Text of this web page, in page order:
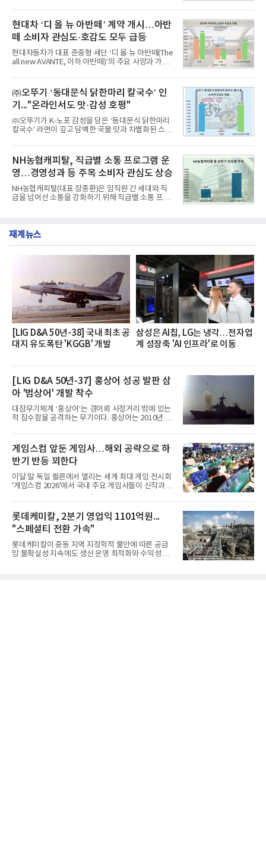
디교육, 대교, 디지
이 순으로 뒤를 이었다.7일 한국기업평판연구소(소장
구창환)는 산업통상자원부 공공기관 41개 브랜드를
대상으로 지난 7월 7일부터 8월 7일까지 수집된 소비
자 빅데이터 91,102,549건을 분석한 결과, 한국전력
공사가 브랜드평판지수 10,670,633을 기록하며 8월
1위에 올랐다고 밝혔다. 분석에 활용된 빅데이터는 지
난 7월(88,893,823건) 대비 2.48% 증가한 수치다.연
수력원자력, 한국석
현대차 ‘디 올 뉴 아반떼’ 계약 개시…아반
떼 소비자 관심도·호감도 모두 급등
현대자동차가 대표 준중형 세단 ‘디 올 뉴 아반떼(The
all new AVANTE, 이하 아반떼)’의 주요 사양과 가격
떼는 6년 만에 선보이는 8세대 완전변경 모델로, ▲정
교한 선과 면을 중심으로 완성한 파격적인 디자인 ▲
과거 중형 세단 수준으로 확대된 차체 제원 ▲글로벌
최고 수준의 안전성 ▲성능과 효율을 동시에 높인 주
행 완성도 ▲첨단 편의 및 디지털 사양 적용 등을 통해
글로벌 준중형 세단의 새로운 기준을 세웠다.아반떼
는 가솔린 2.0과 1.6 하이브리드 두 가지 파워트레인
넘
㈜오뚜기 ‘동대문식 닭한마리 칼국수’ 인
기..."온라인서도 맛·감성 호평"
㈜오뚜기가 K-노포 감성을 담은 ‘동대문식 닭한마리
칼국수’ 라면이 깊고 담백한 국물 맛과 차별화된 스토
혔다.‘동대문식 닭한마리 칼국수’는 예상을 뛰어넘는
소비자 호응에 힘입어 지난 7월 13일 첫 선을 보인 지
단 18일 만에 누적 판매량 50만 개를 돌파하는 성과를
거두었다.이번 신제품은 개발진이 전국의 닭한마리
전문점을 직접 찾아 다니며 최적의 육수 비율을 완성
했다. 자극적이지 않으면서도 깊은 닭육수에 마늘의
개운한 풍미를 더했으며, 국물이 잘 배어들면서도 쫄
서도
NH농협캐피탈, 직급별 소통 프로그램 운
영…경영성과 등 주목 소비자 관심도 상승
NH농협캐피탈(대표 장종환)은 임직원 간 세대와 직
급을 넘어선 소통을 강화하기 위해 직급별 소통 프로
영지원부 홍보팀과 2026년 새로이(e)＊가 공동 주관
쳐 진행됐다.참고로 새로이(e)는 NH농협캐피탈 MZ
세대들로(과장~계장) 구성된 자율 참여조직으로, 조
직문화 혁신과 업무 효율성 향상을 위한 다양한 활동
을 추진하며,새로운 변화와 이로운 영향력을 조직전
반에 전파하는 역할
재계뉴스
[LIG D&A 50년-38] 국내 최초 공
대지 유도폭탄 'KGGB' 개발
삼성은 AI칩, LG는 냉각…전자업
계 성장축 'AI 인프라'로 이동
[LIG D&A 50년-37] 홍상어 성공 발판 삼
아 '범상어' 개발 착수
대잠무기체계 ‘홍상어’는 경어뢰 사정거리 밖에 있는
적 잠수함을 공격하는 무기이다. 홍상어는 2010년 넥
이뤄졌다. 이후 2012년 한국형 구축함(KDX-1) 이상
의 함정에 실전 배치됐다.그해 7월 해군은 동해상에서
성능 검증을 위해 홍상어 시험발사를 실시했다. 이때
홍상어가 목표 지점에서 입수한 후 표적을 타격하지
못하고 물속에서 멈춰버리는 예상 밖의 일이 벌어졌
다. 2차 품질확인 사격 시험에서도 만족스러운 결과를
얻지 못했다. 완벽한 신뢰성 확보를 위해 LIG넥스원은
분야를
게임스컴 앞둔 게임사…해외 공략으로 하
반기 반등 꾀한다
이달 말 독일 쾰른에서 열리는 세계 최대 게임 전시회
'게임스컴 2026'에서 국내 주요 게임사들이 신작과 글
체별로 엇갈린 가운데 하반기 신작 흥행과 해외 시장
성과가 실적을 좌우할 핵심 변수로 떠오르고 있다.8일
업계에 따르면 올해 상반기 게임업계는 기업별 성적
표가 크게 갈렸다. 대표적으로 크래프톤은 'PUBG: 배
틀그라운드'의 안정적인 성장에 힘입어 상반기 연결
기준 매출 2조6616억원, 영업이익 9725억원으로 역
대 최대 실적을 기록했다. 엔씨도 올해 출시한 '아이온
롯데케미칼, 2분기 영업익 1101억원...
"스페셜티 전환 가속"
롯데케미칼이 중동 지역 지정학적 불안에 따른 공급
망 불확실성 지속에도 생산 운영 최적화와 수익성 중